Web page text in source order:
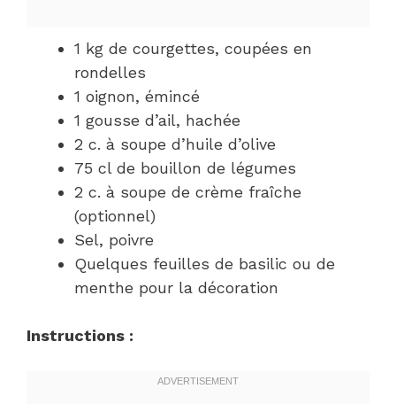
1 kg de courgettes, coupées en
rondelles
1 oignon, émincé
1 gousse d’ail, hachée
2 c. à soupe d’huile d’olive
75 cl de bouillon de légumes
2 c. à soupe de crème fraîche
(optionnel)
Sel, poivre
Quelques feuilles de basilic ou de
menthe pour la décoration
Instructions :